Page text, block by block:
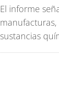
El informe
sustancias